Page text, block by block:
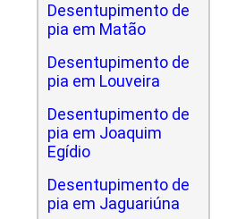
Desentupimento de
pia em Matão
Desentupimento de
pia em Louveira
Desentupimento de
pia em Joaquim
Egídio
Desentupimento de
pia em Jaguariúna